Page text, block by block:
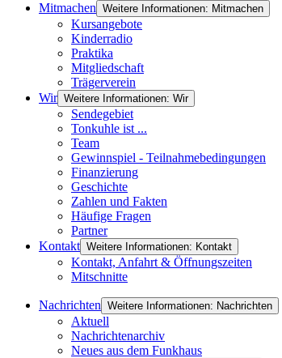
Mitmachen Weitere Informationen: Mitmachen
Kursangebote
Kinderradio
Praktika
Mitgliedschaft
Trägerverein
Wir Weitere Informationen: Wir
Sendegebiet
Tonkuhle ist ...
Team
Gewinnspiel - Teilnahmebedingungen
Finanzierung
Geschichte
Zahlen und Fakten
Häufige Fragen
Partner
Kontakt Weitere Informationen: Kontakt
Kontakt, Anfahrt & Öffnungszeiten
Mitschnitte
Nachrichten Weitere Informationen: Nachrichten
Aktuell
Nachrichtenarchiv
Neues aus dem Funkhaus